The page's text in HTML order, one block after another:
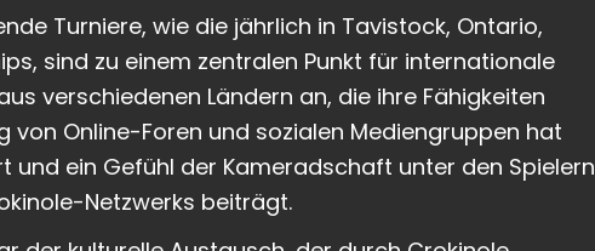
Turniere, wie die jährlich in Tavistock, Ontario,
sind zu einem zentralen Punkt für internationale
verschiedenen Ländern an, die ihre Fähigkeiten
von Online-Foren und sozialen Mediengruppen hat
ein Gefühl der Kameradschaft unter den Spielern
Netzwerks beiträgt.